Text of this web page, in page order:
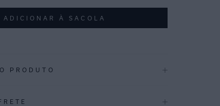
ADICIONAR À SACOLA
PRODUTO